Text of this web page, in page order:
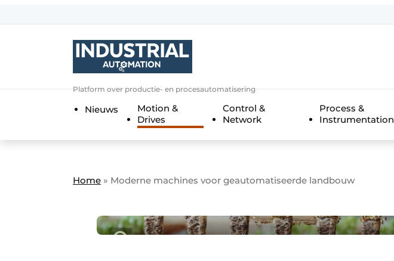
Algemene voorwaarden
Contact
Direct contact
Evenement aanmelden
Meest gelezen
Platform over productie- en procesautomatisering
Nieuws
Motion &
Drives
Control &
Network
Process &
Instrumentation
Home » Moderne machines voor geautomatiseerde landbouw